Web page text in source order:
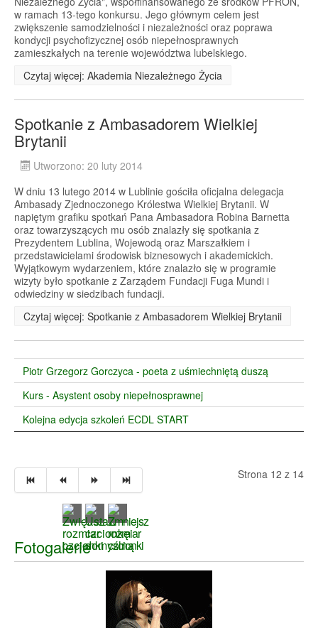
w ramach 13-tego konkursu. Jego głównym celem jest
zwiększenie samodzielności i niezależności oraz poprawa
kondycji psychofizycznej osób niepełnosprawnych
zamieszkałych na terenie województwa lubelskiego.
Czytaj więcej: Akademia Niezależnego Życia
Spotkanie z Ambasadorem Wielkiej
Brytanii
Utworzono: 20 luty 2014
W dniu 13 lutego 2014 w Lublinie gościła oficjalna delegacja
Ambasady Zjednoczonego Królestwa Wielkiej Brytanii. W
napiętym grafiku spotkań Pana Ambasadora Robina Barnetta
oraz towarzyszących mu osób znalazły się spotkania z
Prezydentem Lublina, Wojewodą oraz Marszałkiem i
przedstawicielami środowisk biznesowych i akademickich.
Wyjątkowym wydarzeniem, które znalazło się w programie
wizyty było spotkanie z Zarządem Fundacji Fuga Mundi i
odwiedziny w siedzibach fundacji.
Czytaj więcej: Spotkanie z Ambasadorem Wielkiej Brytanii
Piotr Grzegorz Gorczyca - poeta z uśmiechniętą duszą
Kurs - Asystent osoby niepełnosprawnej
Kolejna edycja szkoleń ECDL START
Strona 12 z 14
Fotogalerie